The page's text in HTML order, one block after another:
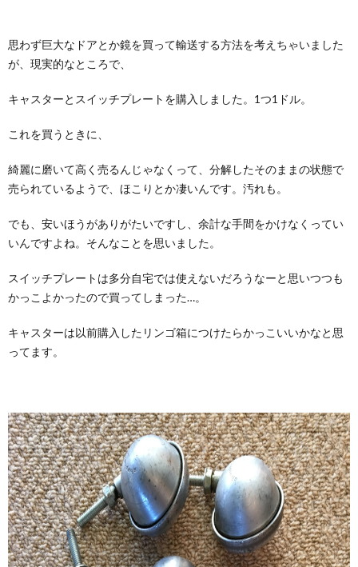
思わず巨大なドアとか鏡を買って輸送する方法を考えちゃいました
が、現実的なところで、
キャスターとスイッチプレートを購入しました。1つ1ドル。
これを買うときに、
綺麗に磨いて高く売るんじゃなくって、分解したそのままの状態で
売られているようで、ほこりとか凄いんです。汚れも。
でも、安いほうがありがたいですし、余計な手間をかけなくってい
いんですよね。そんなことを思いました。
スイッチプレートは多分自宅では使えないだろうなーと思いつつも
かっこよかったので買ってしまった…。
キャスターは以前購入したリンゴ箱につけたらかっこいいかなと思
ってます。